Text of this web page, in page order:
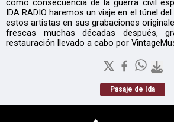
como consecuencia de la guerra civil
IDA RADIO haremos un viaje en el túnel
estos artistas en sus grabaciones
frescas muchas décadas después,
restauración llevado a cabo por
Pasaje de Ida